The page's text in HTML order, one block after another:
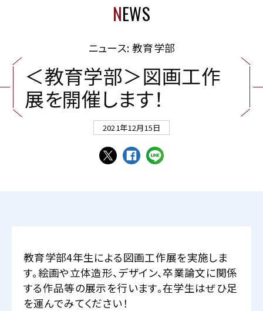
NEWS
ニュース: 教育学部
＜教育学部＞図画工作
展を開催します！
2021年12月15日
教育学部4年生による図画工作展を実施しま
す。絵画や立体造形、デザイン、卒業論文に関係
する作品等の展示を行います。在学生はぜひ足
を運んでみてください！